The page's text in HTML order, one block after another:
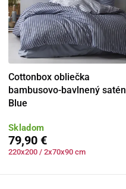
Cottonbox obliečka
bambusovo-bavlnený satén
Blue
Skladom
79,90 €
220x200 / 2x70x90 cm